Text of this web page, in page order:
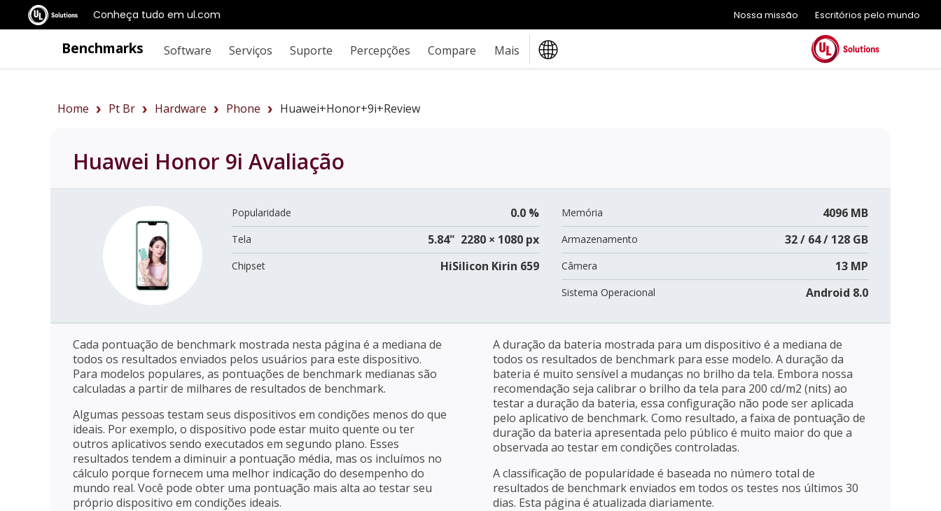
Conheça tudo em ul.com Nossa missão Escritórios pelo mundo
Benchmarks Software Serviços Suporte Percepções Compare Mais
Home Pt Br Hardware Phone Huawei+Honor+9i+review
Huawei Honor 9i Avaliação
Popularidade 0.0 %
Tela 5.84" 2280 × 1080 px
Chipset HiSilicon Kirin 659
Memória 4096 MB
Armazenamento 32 / 64 / 128 GB
Câmera 13 MP
Sistema Operacional Android 8.0
Cada pontuação de benchmark mostrada nesta página é a mediana de
todos os resultados enviados pelos usuários para este dispositivo.
Para modelos populares, as pontuações de benchmark medianas são
calculadas a partir de milhares de resultados de benchmark.
Algumas pessoas testam seus dispositivos em condições menos do que
ideais. Por exemplo, o dispositivo pode estar muito quente ou ter
outros aplicativos sendo executados em segundo plano. Esses
resultados tendem a diminuir a pontuação média, mas os incluímos no
cálculo porque fornecem uma melhor indicação do desempenho do
mundo real. Você pode obter uma pontuação mais alta ao testar seu
próprio dispositivo em condições ideais.
A duração da bateria mostrada para um dispositivo é a mediana de
todos os resultados de benchmark para esse modelo. A duração da
bateria é muito sensível a mudanças no brilho da tela. Embora nossa
recomendação seja calibrar o brilho da tela para 200 cd/m2 (nits) ao
testar a duração da bateria, essa configuração não pode ser aplicada
pelo aplicativo de benchmark. Como resultado, a faixa de pontuação de
duração da bateria apresentada pelo público é muito maior do que a
observada ao testar em condições controladas.
A classificação de popularidade é baseada no número total de
resultados de benchmark enviados em todos os testes nos últimos 30
dias. Esta página é atualizada diariamente.